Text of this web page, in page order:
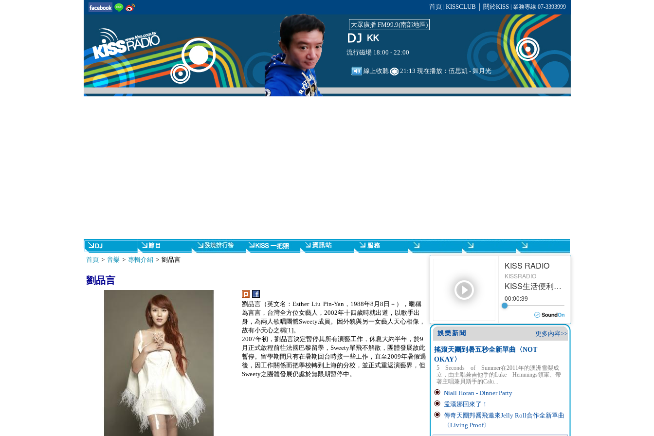
首頁 KISSCLUB 關於KISS| 業務專線 07-3393999
大眾廣播 FM99.9(南部地區)
流行磁場 18:00 - 22:00
線上收聽 21:13 現在播放： 伍思凱- 舞月光
首頁> 音樂> 專輯介紹 > 劉品言
劉品言
劉品言（英文名：Esther Liu Pin-Yan，1988年8月8日－），暱稱
為言言，台灣全方位女藝人，2002年十四歲時就出道，以歌手出
身，為兩人歌唱團體Sweety成員。因外貌與另一女藝人天心相像，
故有小天心之稱[1]。
2007年初，劉品言決定暫停其所有演藝工作，休息大約半年，於9
月正式啟程前往法國巴黎留學，Sweety單飛不解散，團體發展故此
暫停。留學期間只有在暑期回台時接一些工作，直至2009年暑假過
後，因工作關係而把學校轉到上海的分校，並正式重返演藝界，但
Sweety之團體發展仍處於無限期暫停中。
更多內容>>
娛樂新聞
搖滾天團到暑五秒全新單曲〈NOT
OKAY〉
5 Seconds of Summer在2011年的澳洲雪梨成
立，由主唱兼吉他手的Luke Hemmings領軍、帶
著主唱兼貝斯手的Calu...
Niall Horan - Dinner Party
孟漢娜回來了！
傳奇天團邦喬飛邀來Jelly Roll合作全新單曲
〈Living Proof〉